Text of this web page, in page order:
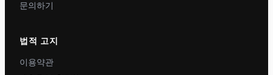
문의하기
법적 고지
이용약관